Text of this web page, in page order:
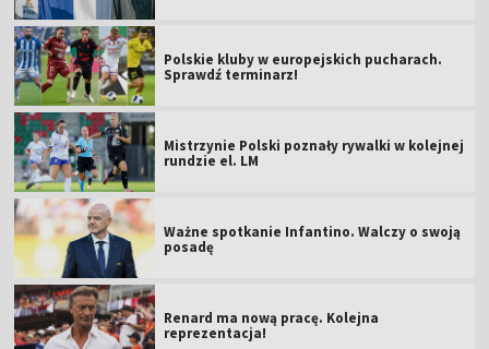
Polskie kluby w europejskich pucharach.
Sprawdź terminarz!
Mistrzynie Polski poznały rywalki w kolejnej
rundzie el. LM
Ważne spotkanie Infantino. Walczy o swoją
posadę
Renard ma nową pracę. Kolejna
reprezentacja!